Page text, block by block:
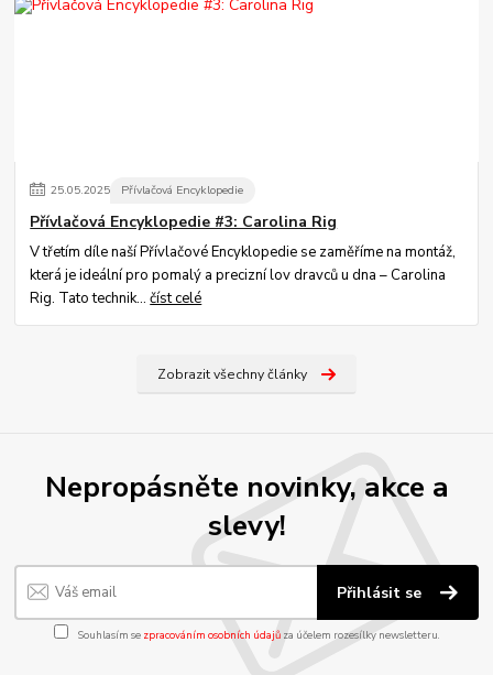
25.05.2025 Přívlačová Encyklopedie
Přívlačová Encyklopedie #3: Carolina Rig
V třetím díle naší Přívlačové Encyklopedie se zaměříme na montáž,
která je ideální pro pomalý a precizní lov dravců u dna – Carolina
Rig. Tato technik...číst celé
Zobrazit všechny články
Nepropásněte novinky, akce a
slevy!
Přihlásit se
Souhlasím se zpracováním osobních údajůza účelem rozesílky newsletteru.